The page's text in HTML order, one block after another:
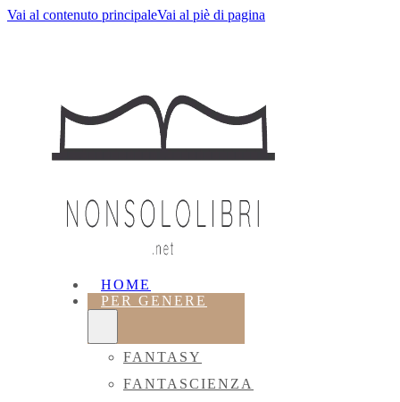
Vai al contenuto principaleVai al piè di pagina
HOME
PER GENERE
FANTASY
FANTASCIENZA